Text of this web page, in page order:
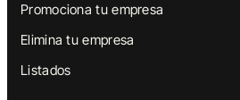
Promociona tu empresa
Elimina tu empresa
Listados